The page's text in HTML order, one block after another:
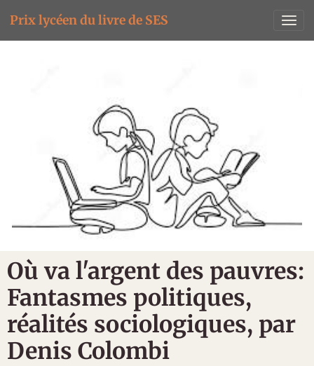
Prix lycéen du livre de SES
Où va l'argent des pauvres:
Fantasmes politiques,
réalités sociologiques, par
Denis Colombi